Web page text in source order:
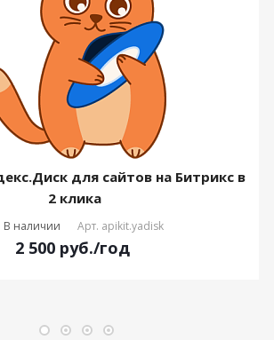
для сайтов на Битрикс в
2 клика
В наличии Арт. apikit.yadisk
2 500 руб./год